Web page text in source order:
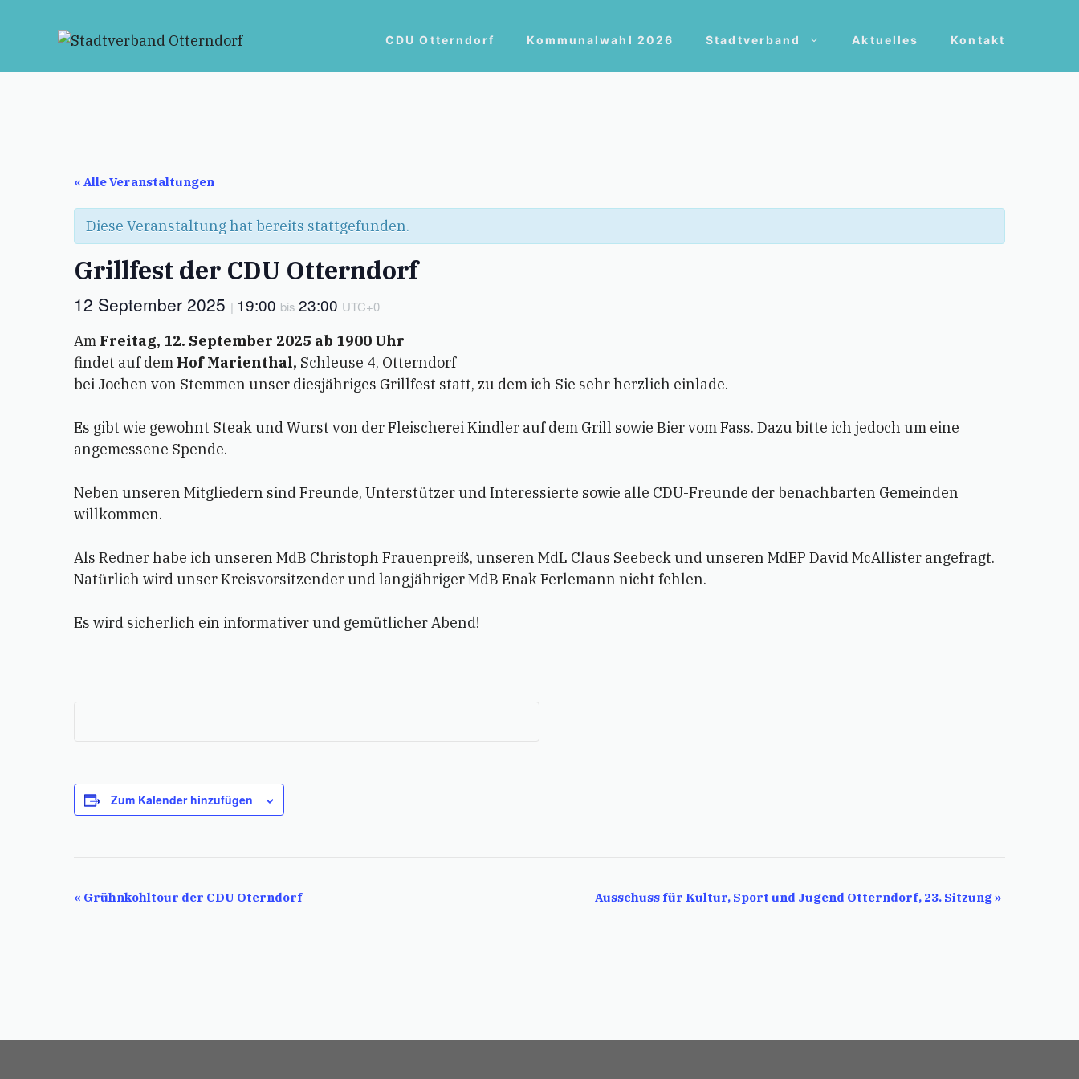
CDU Otterndorf Kommunalwahl 2026 Stadtverband Aktuelles Kontakt
« Alle Veranstaltungen
Diese Veranstaltung hat bereits stattgefunden.
Grillfest der CDU Otterndorf
12 September 2025 | 19:00 bis 23:00 UTC+0
Am Freitag, 12. September 2025 ab 1900 Uhr
findet auf dem Hof Marienthal, Schleuse 4, Otterndorf
bei Jochen von Stemmen unser diesjähriges Grillfest statt, zu dem ich Sie sehr herzlich einlade.
Es gibt wie gewohnt Steak und Wurst von der Fleischerei Kindler auf dem Grill sowie Bier vom Fass. Dazu bitte ich jedoch um eine
angemessene Spende.
Neben unseren Mitgliedern sind Freunde, Unterstützer und Interessierte sowie alle CDU-Freunde der benachbarten Gemeinden
willkommen.
Als Redner habe ich unseren MdB Christoph Frauenpreiß, unseren MdL Claus Seebeck und unseren MdEP David McAllister angefragt.
Natürlich wird unser Kreisvorsitzender und langjähriger MdB Enak Ferlemann nicht fehlen.
Es wird sicherlich ein informativer und gemütlicher Abend!
Zum Kalender hinzufügen
V
« Grühnkohltour der CDU Oterndorf Ausschuss für Kultur, Sport und Jugend Otterndorf, 23. Sitzung»